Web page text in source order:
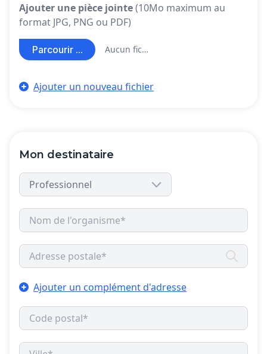
Ajouter une pièce jointe(10Mo maximum au
format JPG, PNG ou PDF)
Parcourir ... Aucun fichier sélectionné
Ajouter un nouveau fichier
Mon destinataire
Ajouter un complément d'adresse